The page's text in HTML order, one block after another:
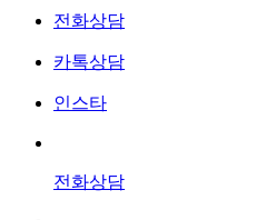
전화상담
카톡상담
인스타
전화상담